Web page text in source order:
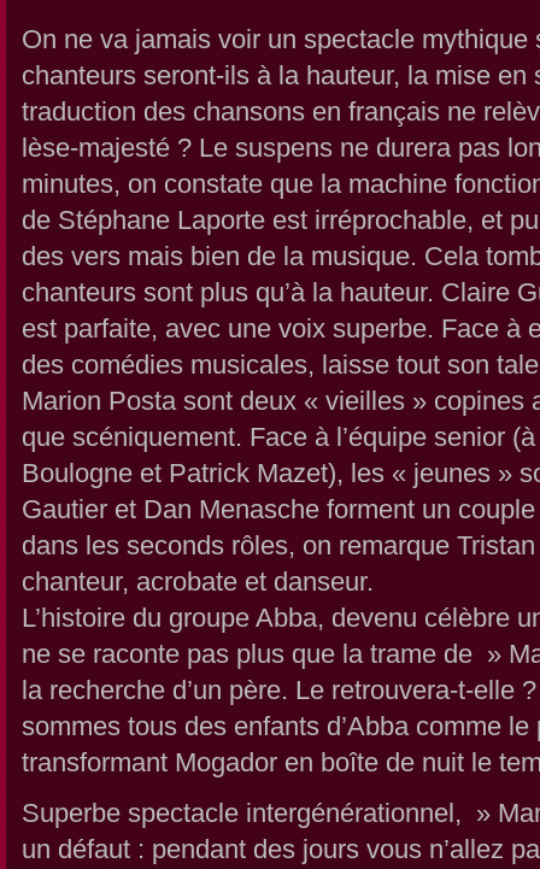
On ne va jamais voir un spectacle mythique
chanteurs seront-ils à la hauteur, la mise
traduction des chansons en français ne
lèse-majesté ? Le suspens ne durera pas
minutes, on constate que la machine
de Stéphane Laporte est irréprochable, et
des vers mais bien de la musique. Cela
chanteurs sont plus qu’à la hauteur. Claire
est parfaite, avec une voix superbe. Face à
des comédies musicales, laisse tout son
Marion Posta sont deux « vieilles » copines
que scéniquement. Face à l’équipe senior
Boulogne et Patrick Mazet), les « jeunes »
Gautier et Dan Menasche forment un
dans les seconds rôles, on remarque
chanteur, acrobate et danseur.
L’histoire du groupe Abba, devenu célèbre
ne se raconte pas plus que la trame de »
la recherche d’un père. Le retrouvera-t-elle
sommes tous des enfants d’Abba comme
transformant Mogador en boîte de nuit le
Superbe spectacle intergénérationnel, »
un défaut : pendant des jours vous n’allez